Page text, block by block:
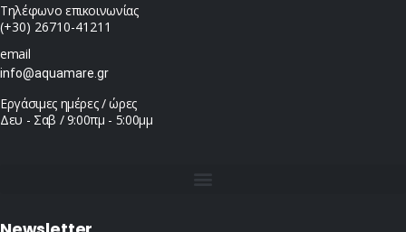
Τηλέφωνο επικοινωνίας
(+30) 26710-41211
email
info@aquamare.gr
Εργάσιμες ημέρες / ώρες
Δευ - Σαβ / 9:00πμ - 5:00μμ